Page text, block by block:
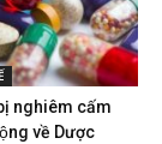
nghiêm cấm
về Dược